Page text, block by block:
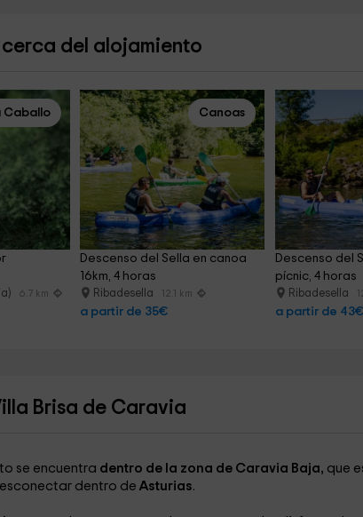
del alojamiento
Caballo
6.7 km
Canoas
Descenso del Sella en canoa
16km, 4 horas
Ribadesella 12.1 km
a partir de 35€
Descenso del
pícnic, 4 horas
Ribadesella
a partir de 43€
Brisa de Caravia
se encuentra dentro de la zona de Caravia Baja, que
dentro de Asturias.